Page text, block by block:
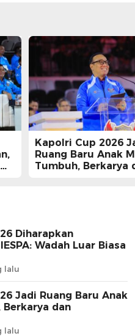
Kapolri Cup 2026
Ruang Baru Anak
Tumbuh, Berkarya
Diharapkan
Wadah Luar Biasa
lalu
Jadi Ruang Baru Anak
Berkarya dan
lalu